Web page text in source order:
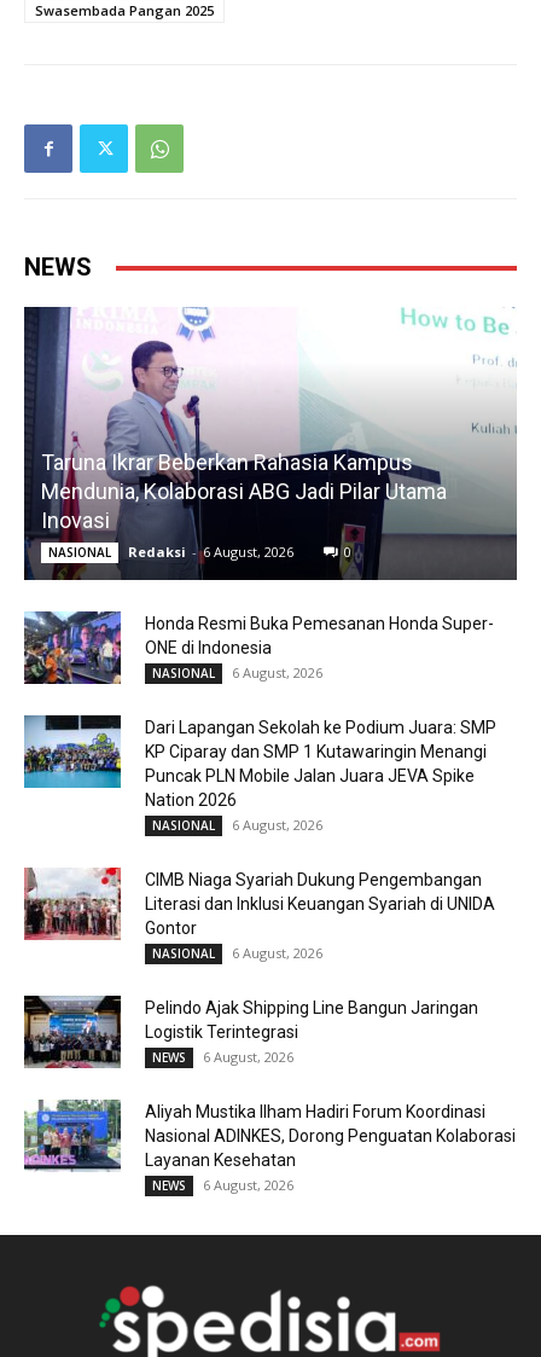
Swasembada Pangan 2025
NEWS
Taruna Ikrar Beberkan Rahasia Kampus
Mendunia, Kolaborasi ABG Jadi Pilar Utama
Inovasi
NASIONAL Redaksi - 6 August, 2026 0
Honda Resmi Buka Pemesanan Honda Super-
ONE di Indonesia
NASIONAL 6 August, 2026
Dari Lapangan Sekolah ke Podium Juara: SMP
KP Ciparay dan SMP 1 Kutawaringin Menangi
Puncak PLN Mobile Jalan Juara JEVA Spike
Nation 2026
NASIONAL 6 August, 2026
CIMB Niaga Syariah Dukung Pengembangan
Literasi dan Inklusi Keuangan Syariah di UNIDA
Gontor
NASIONAL 6 August, 2026
Pelindo Ajak Shipping Line Bangun Jaringan
Logistik Terintegrasi
NEWS 6 August, 2026
Aliyah Mustika Ilham Hadiri Forum Koordinasi
Nasional ADINKES, Dorong Penguatan Kolaborasi
Layanan Kesehatan
NEWS 6 August, 2026